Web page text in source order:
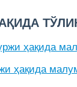
ҳақида